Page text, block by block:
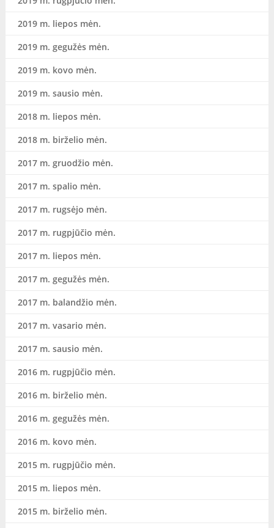
2019 m. liepos mėn.
2019 m. gegužės mėn.
2019 m. kovo mėn.
2019 m. sausio mėn.
2018 m. liepos mėn.
2018 m. birželio mėn.
2017 m. gruodžio mėn.
2017 m. spalio mėn.
2017 m. rugsėjo mėn.
2017 m. rugpjūčio mėn.
2017 m. liepos mėn.
2017 m. gegužės mėn.
2017 m. balandžio mėn.
2017 m. vasario mėn.
2017 m. sausio mėn.
2016 m. rugpjūčio mėn.
2016 m. birželio mėn.
2016 m. gegužės mėn.
2016 m. kovo mėn.
2015 m. rugpjūčio mėn.
2015 m. liepos mėn.
2015 m. birželio mėn.